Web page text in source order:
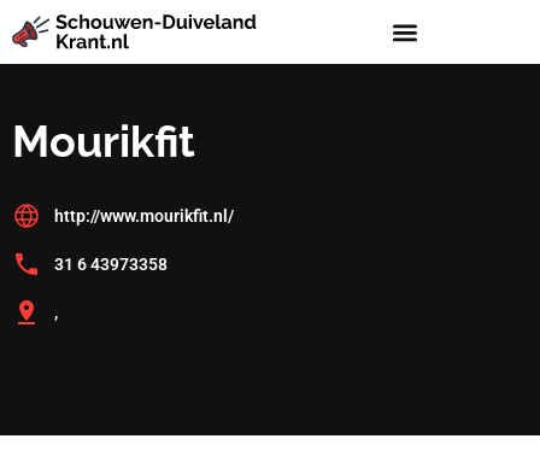
Mourikfit
http://www.mourikfit.nl/
31 6 43973358
,